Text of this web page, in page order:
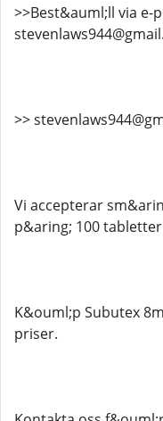
>>Best&auml;ll via e-
>>
Vi accepterar
p&aring; 100
K&ouml;p Subutex
priser.